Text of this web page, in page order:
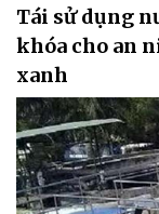
Tái sử dụng
khóa cho an
xanh